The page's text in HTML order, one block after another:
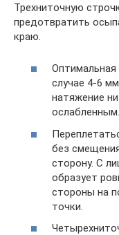
Трехниточную
предотвратить
краю.
случае 4-6
натяжение
ослабленным.
без
сторону. С
образует
стороны на
точки.